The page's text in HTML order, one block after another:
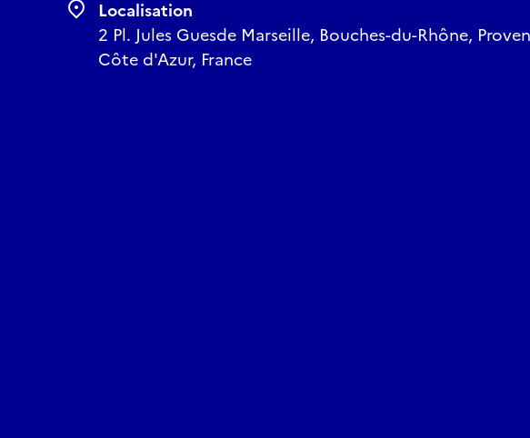
Localisation
2 Pl. Jules Guesde Marseille, Bouches-du-Rhône,
Côte d'Azur, France